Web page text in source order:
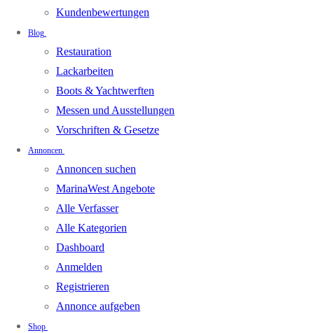
Kundenbewertungen
Blog
Restauration
Lackarbeiten
Boots & Yachtwerften
Messen und Ausstellungen
Vorschriften & Gesetze
Annoncen
Annoncen suchen
MarinaWest Angebote
Alle Verfasser
Alle Kategorien
Dashboard
Anmelden
Registrieren
Annonce aufgeben
Shop